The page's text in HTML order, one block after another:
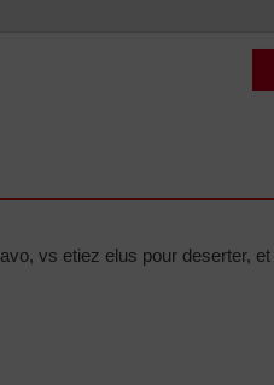
vs etiez elus pour deserter,